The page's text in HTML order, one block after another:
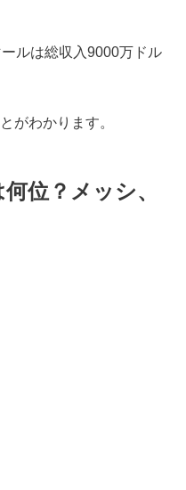
ルは総収入9000万ドル
がわかります。
位？メッシ、